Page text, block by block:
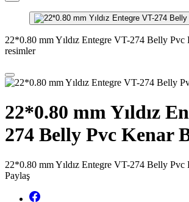
22*0.80 mm Yıldız Entegre VT-274 Belly Pvc
resimler
22*0.80 mm Yıldız
274 Belly Pvc Kenar
22*0.80 mm Yıldız Entegre VT-274 Belly Pvc
Paylaş